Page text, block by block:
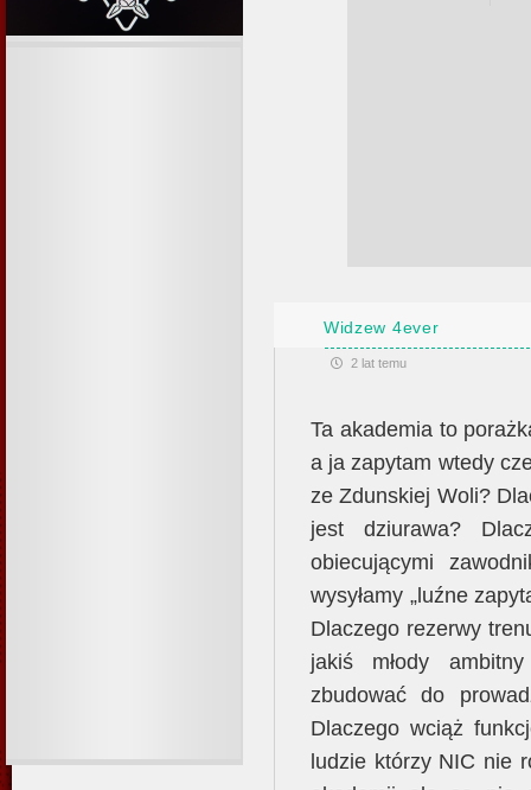
Widzew 4ever
2 lat temu
Ta akademia to
a ja zapytam wtedy
ze Zdunskiej Woli?
jest dziurawa?
obiecującymi
wysyłamy „luźne
Dlaczego rezerwy
jakiś młody
zbudować do
Dlaczego wciąż
ludzie którzy NIC nie